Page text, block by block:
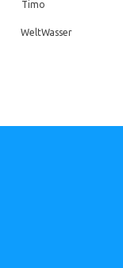
Timo
WeltWasser